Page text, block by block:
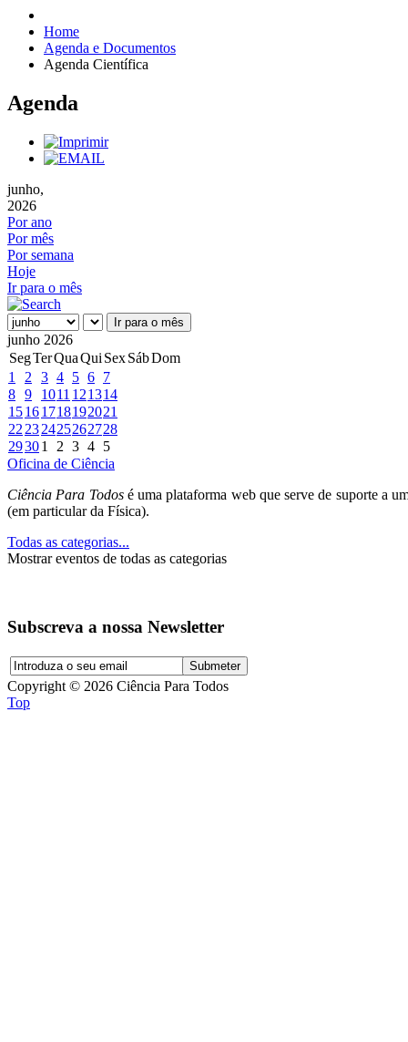
Home
Agenda e Documentos
Agenda Científica
Agenda
junho,
2026
Por ano
Por mês
Por semana
Hoje
Ir para o mês
Ir para o mês
junho 2026
SegTerQuaQui SexSábDom
1
2 3 4 5 6 7
8 9 1011 121314
15161718192021
22 232425262728
29301 2 3 4 5
Oficina de Ciência
Ciência Para Todosé uma plataforma web que serve de suporte a
(em particular da Física).
Todas as categorias...
Mostrar eventos de todas as categorias
Subscreva a nossa Newsletter
Copyright © 2026 Ciência Para Todos
Top